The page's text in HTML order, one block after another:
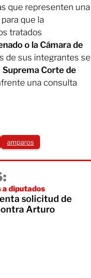
que representen una
que la
tratados
o la Cámara de
de sus integrantes se
Suprema Corte de
una consulta
amparos
a diputados
solicitud de
Arturo